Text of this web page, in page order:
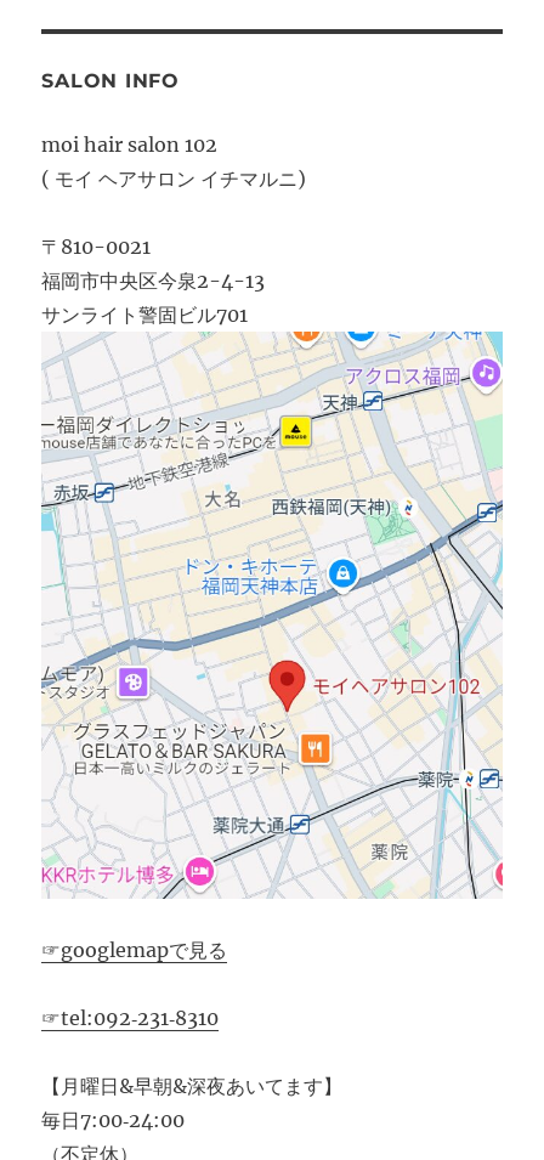
SALON INFO
moi hair salon 102
( モイ ヘアサロン イチマルニ)
〒810-0021
福岡市中央区今泉2-4-13
サンライト警固ビル701
☞googlemapで見る
☞tel:092‐231‐8310
【月曜日&早朝&深夜あいてます】
毎日7:00‐24:00
（不定休）